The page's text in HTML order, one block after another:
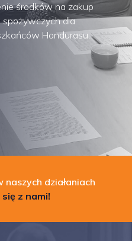
środków na zakup
dla
Hondurasu.
naszych działaniach
z nami!